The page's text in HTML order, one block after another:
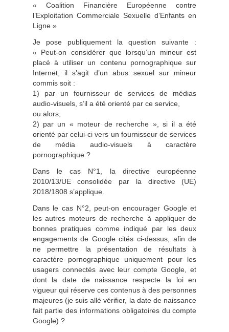
« Coalition Financière Européenne contre
l’Exploitation Commerciale Sexuelle d’Enfants en
Ligne »
Je pose publiquement la question suivante :
« Peut-on considérer que lorsqu’un mineur est
placé à utiliser un contenu pornographique sur
Internet, il s’agit d’un abus sexuel sur mineur
commis soit :
1) par un fournisseur de services de médias
audio-visuels, s’il a été orienté par ce service,
ou alors,
2) par un « moteur de recherche », si il a été
orienté par celui-ci vers un fournisseur de services
de média audio-visuels à caractère
pornographique ?
Dans le cas N°1, la directive européenne
2010/13/UE consolidée par la directive (UE)
2018/1808 s’applique.
Dans le cas N°2, peut-on encourager Google et
les autres moteurs de recherche à appliquer de
bonnes pratiques comme indiqué par les deux
engagements de Google cités ci-dessus, afin de
ne permettre la présentation de résultats à
caractère pornographique uniquement pour les
usagers connectés avec leur compte Google, et
dont la date de naissance respecte la loi en
vigueur qui réserve ces contenus à des personnes
majeures (je suis allé vérifier, la date de naissance
fait partie des informations obligatoires du compte
Google) ?